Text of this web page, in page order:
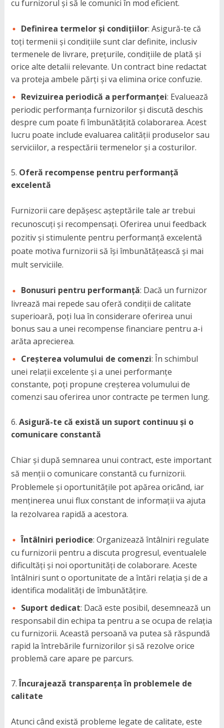
cu furnizorul și să le comunici în mod eficient.
Definirea termelor și condițiilor: Asigură-te că
toți termenii și condițiile sunt clar definite, inclusiv
termenele de livrare, prețurile, condițiile de plată și
orice alte detalii relevante. Un contract bine redactat
va proteja ambele părți și va elimina orice confuzie.
Revizuirea periodică a performanței: Evaluează
periodic performanța furnizorilor și discută deschis
despre cum poate fi îmbunătățită colaborarea. Acest
lucru poate include evaluarea calității produselor sau
serviciilor, a respectării termenelor și a costurilor.
Oferă recompense pentru performanță
excelentă
Furnizorii care depășesc așteptările tale ar trebui
recunoscuți și recompensați. Oferirea unui feedback
pozitiv și stimulente pentru performanță excelentă
poate motiva furnizorii să își îmbunătățească și mai
mult serviciile.
Bonusuri pentru performanță: Dacă un furnizor
livrează mai repede sau oferă condiții de calitate
superioară, poți lua în considerare oferirea unui
bonus sau a unei recompense financiare pentru a-i
arăta aprecierea.
Creșterea volumului de comenzi: În schimbul
unei relații excelente și a unei performanțe
constante, poți propune creșterea volumului de
comenzi sau oferirea unor contracte pe termen lung.
Asigură-te că există un suport continuu și o
comunicare constantă
Chiar și după semnarea unui contract, este important
să menții o comunicare constantă cu furnizorii.
Problemele și oportunitățile pot apărea oricând, iar
menținerea unui flux constant de informații va ajuta
la rezolvarea rapidă a acestora.
Întâlniri periodice: Organizează întâlniri regulate
cu furnizorii pentru a discuta progresul, eventualele
dificultăți și noi oportunități de colaborare. Aceste
întâlniri sunt o oportunitate de a întări relația și de a
identifica modalități de îmbunătățire.
Suport dedicat: Dacă este posibil, desemnează un
responsabil din echipa ta pentru a se ocupa de relația
cu furnizorii. Această persoană va putea să răspundă
rapid la întrebările furnizorilor și să rezolve orice
problemă care apare pe parcurs.
Încurajează transparența în problemele de
calitate
Atunci când există probleme legate de calitate, este